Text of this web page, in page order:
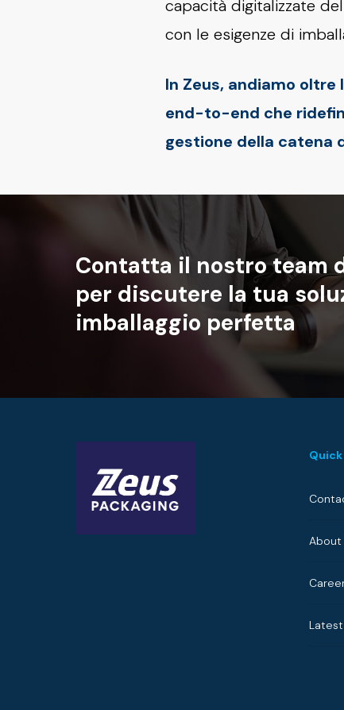
capacità digitalizzate
con le esigenze di
In Zeus, andiamo
end-to-end che
gestione della catena
Contatta il nostroteam
per discutere la tua
imballaggio perfetta
About